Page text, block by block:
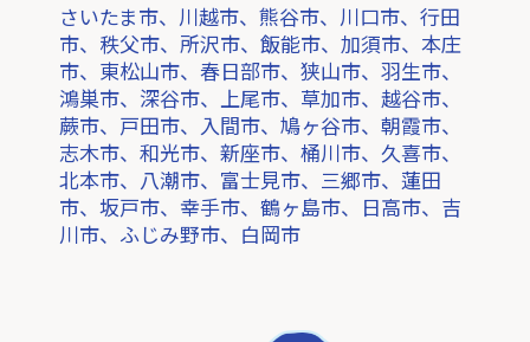
さいたま市、川越市、熊谷市、川口市、行田
市、秩父市、所沢市、飯能市、加須市、本庄
市、東松山市、春日部市、狭山市、羽生市、
鴻巣市、深谷市、上尾市、草加市、越谷市、
蕨市、戸田市、入間市、鳩ヶ谷市、朝霞市、
志木市、和光市、新座市、桶川市、久喜市、
北本市、八潮市、富士見市、三郷市、蓮田
市、坂戸市、幸手市、鶴ヶ島市、日高市、吉
川市、ふじみ野市、白岡市